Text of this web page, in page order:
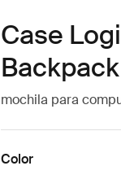
Case
Backpack
mochila para
Color